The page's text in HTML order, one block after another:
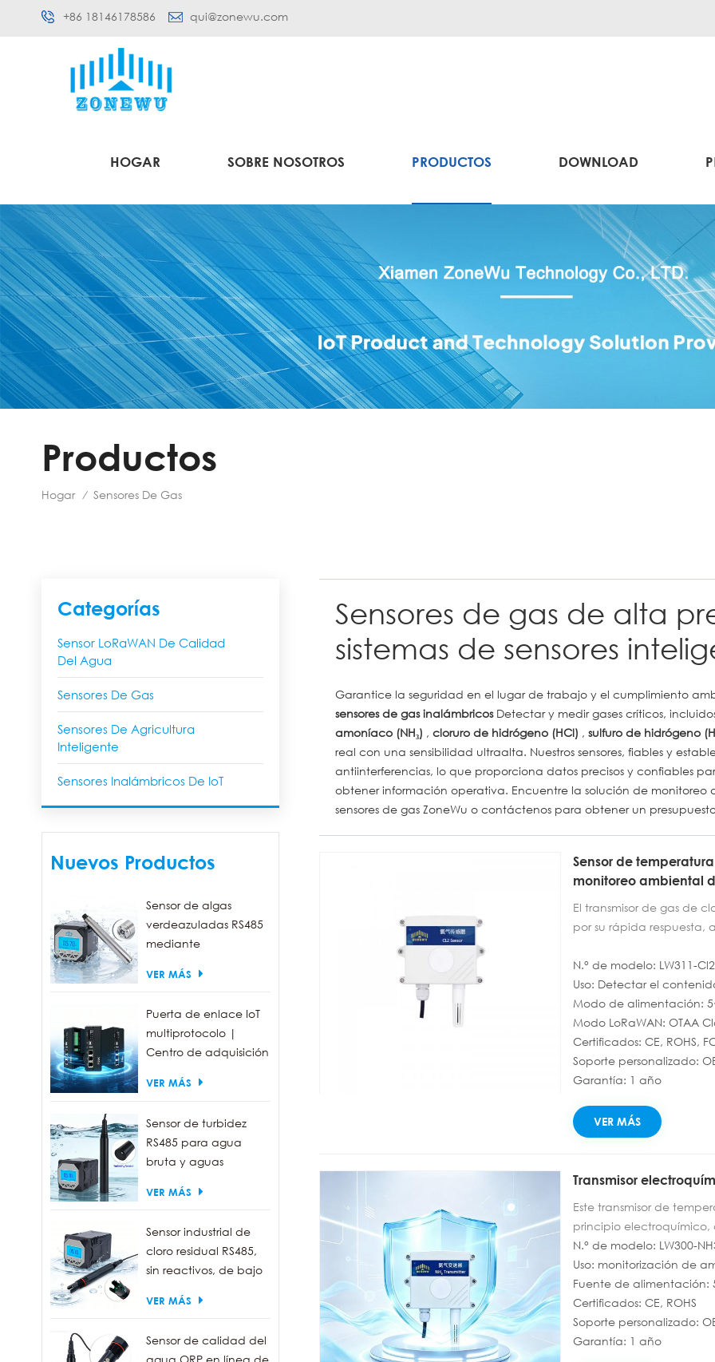
+86 18146178586 qui@zonewu.com
HOGAR SOBRE NOSOTROS PRODUCTOS DOWNLOAD
Productos
Hogar / Sensores De Gas
Categorías
Sensor LoRaWAN De Calidad
Del Agua
Sensores De Gas
Sensores De Agricultura
Inteligente
Sensores Inalámbricos De IoT
Nuevos Productos
Sensor de algas
verdeazuladas RS485
mediante
rango de detección
células/ml.
VER MÁS
Puerta de enlace IoT
multiprotocolo |
Centro de adquisición
VER MÁS
Sensor de turbidez
RS485 para agua
bruta y aguas
medidora de turbidez
VER MÁS
Sensor industrial de
cloro residual RS485,
sin reactivos, de bajo
VER MÁS
Sensor de calidad del
agua ORP en línea de
Sensores de gas de alta
sistemas de sensores
Garantice la seguridad en el lugar de trabajo y el cumplimiento
sensores de gas inalámbricos Detectar y medir gases críticos,
amoníaco (NH₃) , cloruro de hidrógeno (HCl) , sulfuro de hidrógeno
real con una sensibilidad ultraalta. Nuestros sensores, fiables y
antiinterferencias, lo que proporciona datos precisos y confiables
obtener información operativa. Encuentre la solución de monitoreo
sensores de gas ZoneWu o contáctenos para obtener un
Sensor de temperatura
monitoreo ambiental
El transmisor de gas de
por su rápida
ofrece alta precisión de
energía. Es adecuado
seguridad industrial,
Este dispositivo adopta
CC, salida de señal 485,
configurar la dirección
una distancia de
N.° de modelo: LW311-
Uso: Detectar el
Modo de alimentación:
Modo LoRaWAN: OTAA
Certificados: CE, ROHS,
Soporte personalizado:
Garantía: 1 año
VER MÁS
Transmisor
Este transmisor de
principio
cuenta con un diseño
hostiles. Ofrece
antiinterferencias.
alta precisión y gran
Monitorea en tiempo real
y la humedad (0-99,9 %
N.° de modelo: LW300-
Uso: monitorización de
Fuente de alimentación:
Certificados: CE, ROHS
Soporte personalizado:
Garantía: 1 año